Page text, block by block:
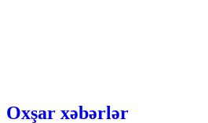
Oxşar xəbərlər